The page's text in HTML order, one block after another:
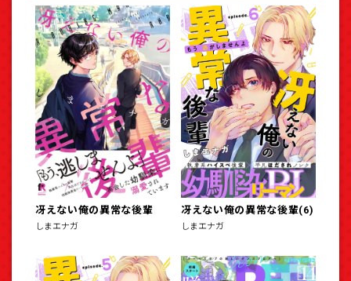
冴えない俺の異常な後輩
しまエナガ
冴えない俺の異常な後輩(6)
しまエナガ